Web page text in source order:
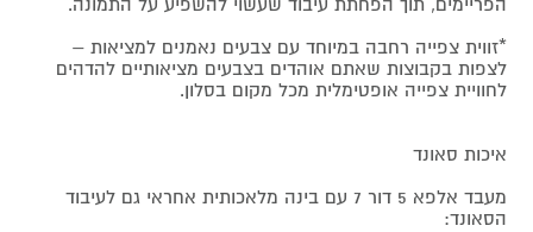
*זווית צפייה רחבה במיוחד עם צבעים נאמנים למציאות –
לצפות בקבוצות שאתם אוהדים בצבעים מציאותיים להדהים
לחוויית צפייה אופטימלית מכל מקום בסלון.
איכות סאונד
מעבד אלפא 5 דור 7 עם בינה מלאכותית אחראי גם לעיבוד
הסאונד: